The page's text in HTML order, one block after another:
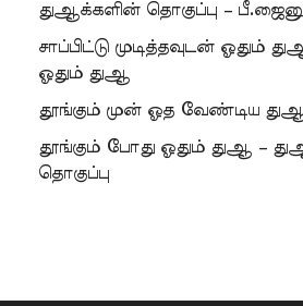
துஆக்களின் தொகுப்பு –
சாப்பிட்டு முடித்தவுடன் ஓதும்
ஓதும் துஆ
தூங்கும் முன் ஓத வேண்டிய துஆ
தூங்கும் போது ஓதும் துஆ –
தொகுப்பு